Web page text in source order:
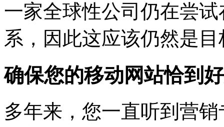
一家全球性公司仍在尝
系，因此这应该仍然是目
确保您的移动网站恰到
多年来，您一直听到营